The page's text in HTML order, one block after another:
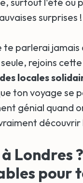
surprises !
te parlerai jamais
rejoins
locales
ton voyage se
génial quand
Londres
pour